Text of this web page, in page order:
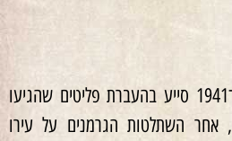
חבר תנועתו מגיל עשר. ב־1941 סייע בהעברת פליטים שהגיעו
מפולין לבודפשט. ב־1944, אחר השתלטות הגרמנים על עירו